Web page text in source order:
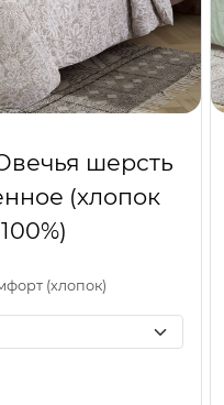
шерсть
(хлопок
100%)
(хлопок)